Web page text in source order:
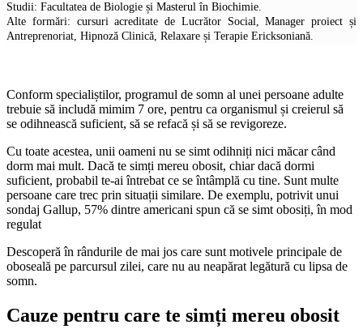
Studii: Facultatea de Biologie și Masterul în Biochimie.
Alte formări: cursuri acreditate de Lucrător Social, Manager proiect și
Antreprenoriat, Hipnoză Clinică, Relaxare și Terapie Ericksoniană.
Conform specialiștilor, programul de somn al unei persoane adulte
trebuie să includă mimim 7 ore, pentru ca organismul și creierul să
se odihnească suficient, să se refacă și să se revigoreze.
Cu toate acestea, unii oameni nu se simt odihniți nici măcar când
dorm mai mult. Dacă te simți mereu obosit, chiar dacă dormi
suficient, probabil te-ai întrebat ce se întâmplă cu tine. Sunt multe
persoane care trec prin situații similare. De exemplu, potrivit unui
sondaj Gallup, 57% dintre americani spun că se simt obosiți, în mod
regulat
Descoperă în rândurile de mai jos care sunt motivele principale de
oboseală pe parcursul zilei, care nu au neapărat legătură cu lipsa de
somn.
Cauze pentru care te simți mereu obosit